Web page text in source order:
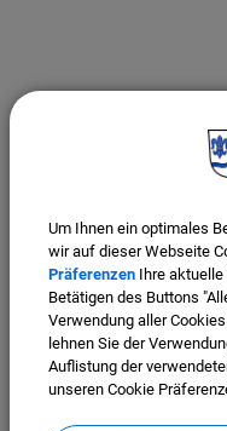
Um Ihnen ein optimales
wir auf dieser Webseite
Präferenzen Ihre
Betätigen des Buttons
Verwendung aller
lehnen Sie der
Auflistung der
unseren Cookie